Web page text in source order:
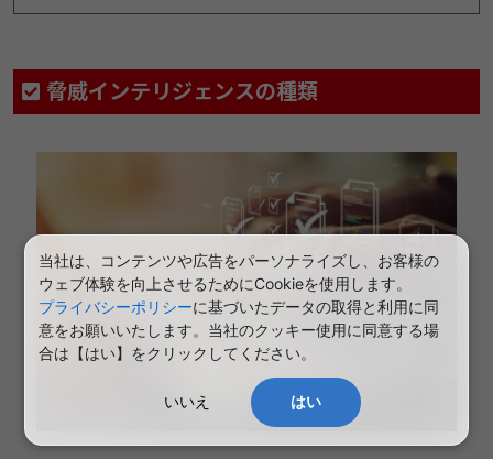
脅威インテリジェンスの種類
当社は、コンテンツや広告をパーソナライズし、お客様の
ウェブ体験を向上させるためにCookieを使用します。
プライバシーポリシーに基づいたデータの取得と利用に同
意をお願いいたします。当社のクッキー使用に同意する場
合は【はい】をクリックしてください。
いいえ はい